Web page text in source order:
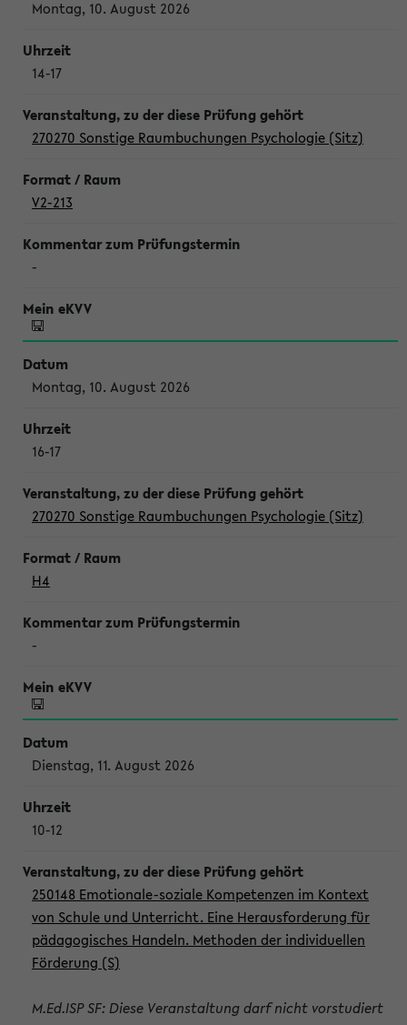
Montag, 10. August 2026
14-17
270270 Sonstige Raumbuchungen Psychologie (Sitz)
V2-213
-
Montag, 10. August 2026
16-17
270270 Sonstige Raumbuchungen Psychologie (Sitz)
H4
-
Dienstag, 11. August 2026
10-12
250148 Emotionale-soziale Kompetenzen im Kontext
von Schule und Unterricht. Eine Herausforderung für
pädagogisches Handeln. Methoden der individuellen
Förderung (S)
M.Ed.ISP SF: Diese Veranstaltung darf nicht vorstudiert